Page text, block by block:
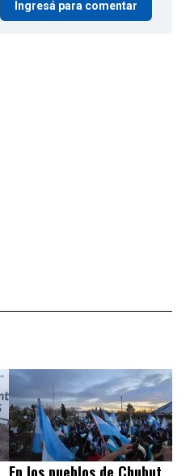
Ingresá para comentar
En los pueblos de Chubut